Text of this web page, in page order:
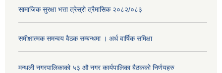
सामाजिक सुरक्षा भत्ता त्रेस्रो त्रैमासिक २०८२/०८३
समीक्षात्मक समन्वय वैठक सम्बन्धमा । अर्ध वार्षिक समिक्षा
मन्थली नगरपालिकाको ५३ औ नगर कार्यपालिका बैठकको निर्णयहरु